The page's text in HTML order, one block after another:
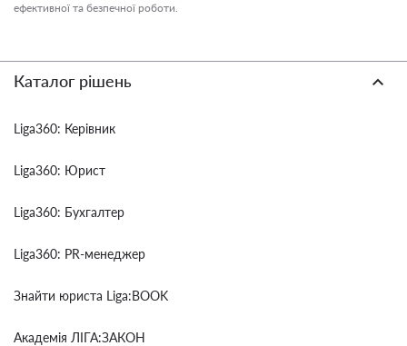
ефективної та безпечної роботи.
Каталог рішень
Liga360: Керівник
Liga360: Юрист
Liga360: Бухгалтер
Liga360: PR-менеджер
Знайти юриста Liga:BOOK
Академія ЛІГА:ЗАКОН